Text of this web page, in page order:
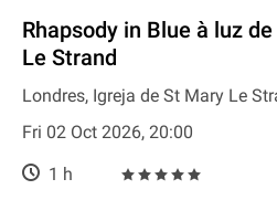
Rhapsody in Blue à luz
Le Strand
Londres, Igreja de St Mary Le
Fri 02 Oct 2026, 20:00
1 h